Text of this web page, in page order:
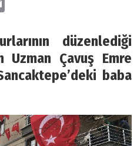
düzenlediği
Uzman Çavuş Emre
baba